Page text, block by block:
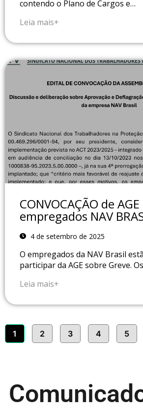
contendo o Plano de Cargos e…
Leia mais+
CONVOCAÇÃO de
empregados NAV
4 de setembro de 2025
O empregados da NAV Brasil
participar da AGE sobre Greve.
Leia mais+
1 2 3 4 5